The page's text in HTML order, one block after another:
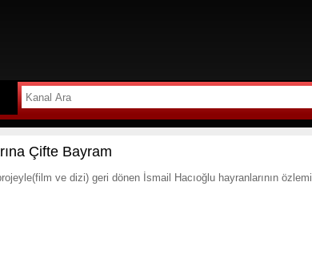
Çifte Bayram
ve dizi) geri dönen İsmail Hacıoğlu hayranlarının özlemi